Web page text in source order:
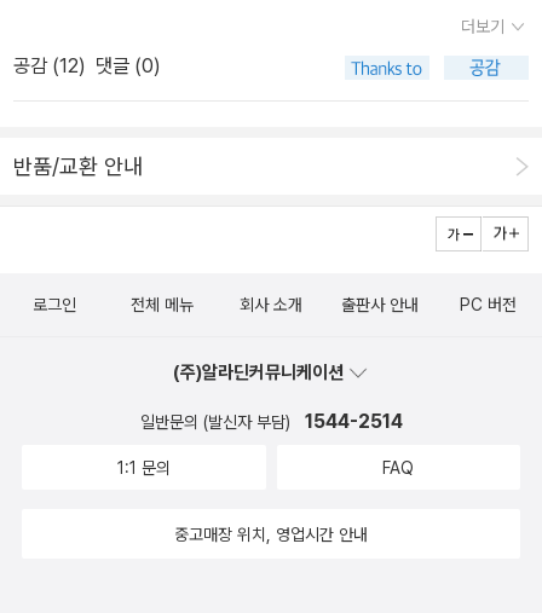
를 가지고, 정반대의 결론을 도출하는 것일까. 그이유는 무엇일까. 저
자는 이렇게 설명한다. 진화심리학이라는 분야는 남녀에 대한 문화
적가정들을 토대로 가설을 세우고 이러한 가설의 타당성을 입증하기
중학교때 『화성에서 온 남자 금성에서 온 여자』를 정독했다. 남자들
그 연장선장에서 남자와 여자는 다르다고,다르게 생겨 먹었다는 주장
가 있는데, 그때 남자의 그 욕구, 그 성욕이란 건 도대체 어찌할 수 없
는 설명을 마음에 새기며 자랐다. 이세상 모든 남자가 섹스에 목매달
지 않는다는 것, 섹스를 좋아하는 여자도 있다는 걸 알게 된 건 비교적
게 유혹하는 남자가 있다는 걸 알게 된 것도, 자랑할 만한 것이 없는
게 된 것도, 예쁘지 않은데도 자신만의 특별한 매력으로 남자를 줄 서
기' 저작들이다. 3. 사회과학 왕상한 교수가 추천한 책은 장병윤의
<미래를 여는 대안적 실험>(옐로스톤, 2013)이다. '인류의 2대 위기
로 거론되는 에너지와 식량. 인류는 이 외에도 현실적으로 심각한 문
는 것은 쉽지만 그 대안을 제시하는 건 쉽지 않다. 이 책은 이론서가
동을 담았다. 오랫동안 생태와 대안적 삶에 대해 관심을 갖고 귀농의
전형구 위원이 고른 책은 오형규의 <경제학, 인문의 경계를 넘나들
해할 수 있도록 일상생활, 역사, 문화와의 접목을 통해 정리한 경제학
의 융합과 통섭의 지식을 다루고 있는 책이기도 하다.' 한 권 더 덧붙
이자면, 노명우 교수의 <세상물정의 사회학>(사계절출판사, 2013)
자 교수로서 스스로가 평범한 세속적 존재임을 자각하고, 누구나 살
신 중 양자전기역학을 어려워했던 이들이 읽는 것 같아요(*의외로 많
이 나갔군! 교양물리학 전도사로서 파인만은 가히 '천재적'인데, 그의
잘하시네요!>(도솔, 1989)로 읽었었는데, 그때만 해도 별로 재미를
최재천 이화여대 석좌교수=이공계 출신과 수험생 덕분에 과학책들
이 팔리죠. 문제는 번역서에 비해 국내 저술서가 너무 빈약하다는 점
입니다. 많은 책들이 정작 과학내용이 없고 거의 만화 수준입니다. 쉽
만 그렇게 저술할 수 있는 분들이 적죠.나 이사장= 과학에서 성공한
쪽으로는 인식을 못하고, 능력을 개발하지 않기도 했죠. 사실 연구자
로 성공하려면 다른 데 눈을 못 돌리는데, 원로들이 책 쓰는데 좀더 참
획하고 있습니다.최 교수=대중활동을 많이 하는 저는 막말로 '골 빈
지만(*2004년 소소에서 재출간됐다), 더 많이 번역소개되어야 한
다. 다니엘 데넷과 함께 '핀커의 모든 책'이라 할 만큼 그의 책들은 수
준있는 지식과 교양, 그리고 유익한 문제의식으로 넘쳐난다. 이런 교
상을 남긴다. 그러니 읽을 도리밖에(물론 분량에 대해선 할말들이 있
을 수도 있지만)... 예전에 어느 분이 번역중이라는 정보를 알려주신
바 있기 때문에 책의 출간에 크게 놀라지는 않았지만, 그렇다고 출간
었는데, 그건 책값(40,000원)보다는 책제목 때문이다. 물론 책값이
든 책은 염가본이 나와 있고, 또 중고로는 더 싸게 구입할 수 있다), 로
크의 'tabula rasa'를 의역했다는 'blank slate'를 꼭 '빈 서판'으로
바대로, '타불라 라사'(혹은 창비식 표기로 '타불라 라싸')는 '백지(상
니 그냥 '타불라 라사'라고 하든가(이게 차라리 '서판'이란 말보다는
더보기
공감 (12) 댓글 (0)
반품/교환 안내
로그인 전체 메뉴 회사 소개 출판사 안내 PC 버전
(주)알라딘커뮤니케이션
일반문의 (발신자 부담) 1544-2514
1:1 문의 FAQ
중고매장 위치, 영업시간 안내